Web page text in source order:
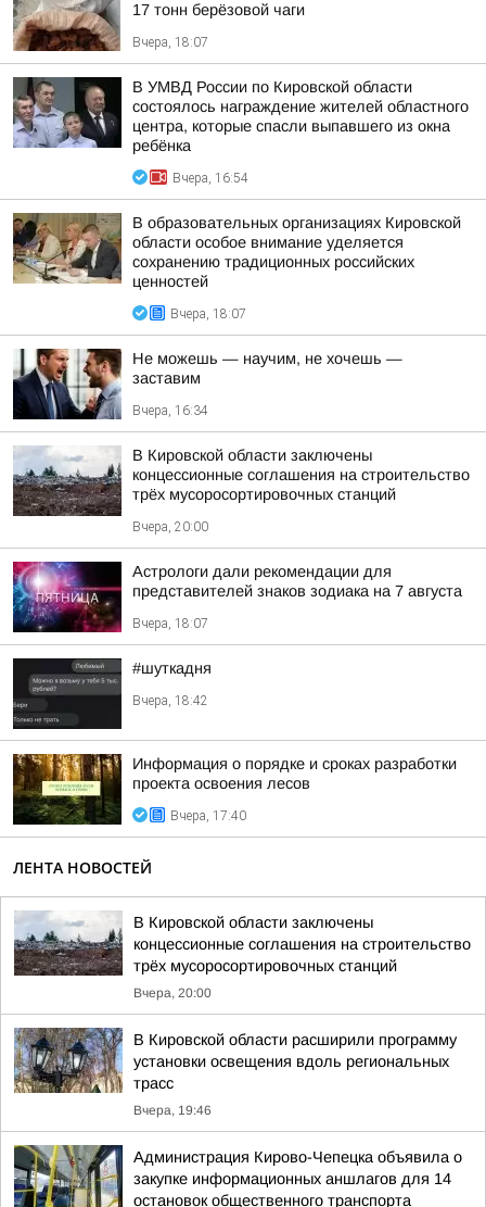
17 тонн берёзовой чаги
Вчера, 18:07
В УМВД России по Кировской области
состоялось награждение жителей областного
центра, которые спасли выпавшего из окна
ребёнка
Вчера, 16:54
В образовательных организациях Кировской
области особое внимание уделяется
сохранению традиционных российских
ценностей
Вчера, 18:07
Не можешь — научим, не хочешь —
заставим
Вчера, 16:34
В Кировской области заключены
концессионные соглашения на строительство
трёх мусоросортировочных станций
Вчера, 20:00
Астрологи дали рекомендации для
представителей знаков зодиака на 7 августа
Вчера, 18:07
#шуткадня
Вчера, 18:42
Информация о порядке и сроках разработки
проекта освоения лесов
Вчера, 17:40
ЛЕНТА НОВОСТЕЙ
В Кировской области заключены
концессионные соглашения на строительство
трёх мусоросортировочных станций
Вчера, 20:00
В Кировской области расширили программу
установки освещения вдоль региональных
трасс
Вчера, 19:46
Администрация Кирово-Чепецка объявила о
закупке информационных аншлагов для 14
остановок общественного транспорта